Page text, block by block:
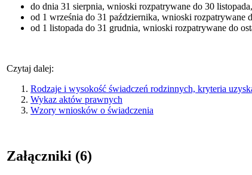
do dnia 31 sierpnia, wnioski rozpatrywane do 30 listopada,
od 1 września do 31 października, wnioski rozpatrywane
od 1 listopada do 31 grudnia, wnioski rozpatrywane
Czytaj dalej:
Rodzaje i wysokość świadczeń rodzinnych, kryteria
Wykaz aktów prawnych
Wzory wniosków o świadczenia
Załączniki (6)